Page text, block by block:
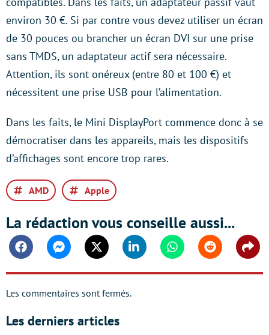
environ 30 €. Si par contre vous devez utiliser un écran
de 30 pouces ou brancher un écran DVI sur une prise
sans TMDS, un adaptateur actif sera nécessaire.
Attention, ils sont onéreux (entre 80 et 100 €) et
nécessitent une prise USB pour l’alimentation.
Dans les faits, le Mini DisplayPort commence donc à se
démocratiser dans les appareils, mais les dispositifs
d’affichages sont encore trop rares.
AMD Apple
La rédaction vous conseille aussi...
FacebookMessengerTwitter Linkedin WhatsappReddit
Les commentaires sont fermés.
Les derniers articles